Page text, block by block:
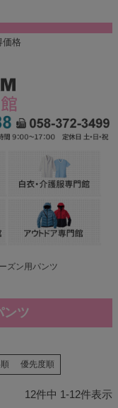
価格
ズン用パンツ
ンツ
優先度順
12件中 1-12件表示